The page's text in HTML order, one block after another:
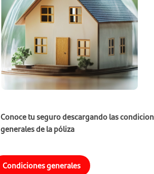
Conoce tu seguro descargando las
generales de la póliza
Condiciones generales